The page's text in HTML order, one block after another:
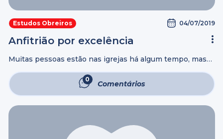
Estudos Obreiros 04/07/2019
Anfitrião por excelência
Muitas pessoas estão nas igrejas há algum tempo, mas
excelentes anfitriãs. O significado de anfitrião é: aquele
que recebe pessoas para ...
0 Comentários